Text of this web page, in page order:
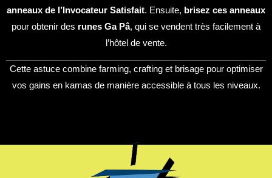
anneaux de l’Invocateur Satisfait. Ensuite, brisez ces anneaux
pour obtenir des runes Ga Pâ, qui se vendent très facilement à
l’hôtel de vente.
Cette astuce combine farming, crafting et brisage pour optimiser
vos gains en kamas de manière accessible à tous les niveaux.